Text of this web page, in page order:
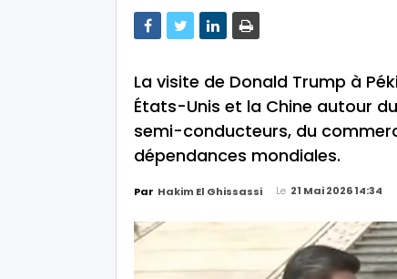
La visite de Donald Trump à
États-Unis et la Chine autour
semi-conducteurs, du
dépendances mondiales.
Par Hakim El Ghissassi Le 21 Mai 2026 14:34